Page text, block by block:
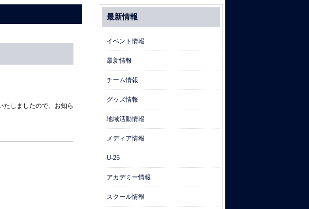
たしましたので、お知ら
最新情報
イベント情報
最新情報
チーム情報
グッズ情報
地域活動情報
メディア情報
U-25
アカデミー情報
スクール情報